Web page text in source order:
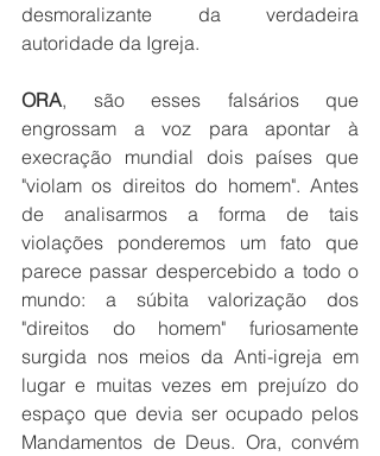
desmoralizante da verdadeira
autoridade da Igreja.
ORA, são esses falsários que
engrossam a voz para apontar à
execração mundial dois países que
"violam os direitos do homem". Antes
de analisarmos a forma de tais
violações ponderemos um fato que
parece passar despercebido a todo o
mundo: a súbita valorização dos
"direitos do homem" furiosamente
surgida nos meios da Anti-igreja em
lugar e muitas vezes em prejuízo do
espaço que devia ser ocupado pelos
Mandamentos de Deus. Ora, convém